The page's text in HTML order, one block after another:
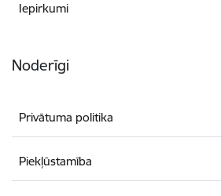
Iepirkumi
Noderīgi
Privātuma politika
Piekļūstamība